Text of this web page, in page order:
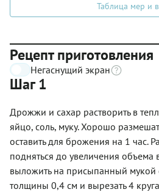
Таблица мер и
Рецепт приготовления
Негаснущий экран
Шаг 1
Дрожжи и сахар растворить в
яйцо, соль, муку. Хорошо
оставить для брожения на 1 час.
подняться до увеличения объема
выложить на присыпанный мукой
толщины 0,4 см и вырезать 4